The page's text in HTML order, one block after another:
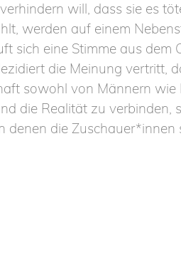
will, dass sie es
werden auf einem
sich eine Stimme aus dem
die Meinung vertritt,
sowohl von Männern wie
die Realität zu verbinden,
denen die Zuschauer*innen